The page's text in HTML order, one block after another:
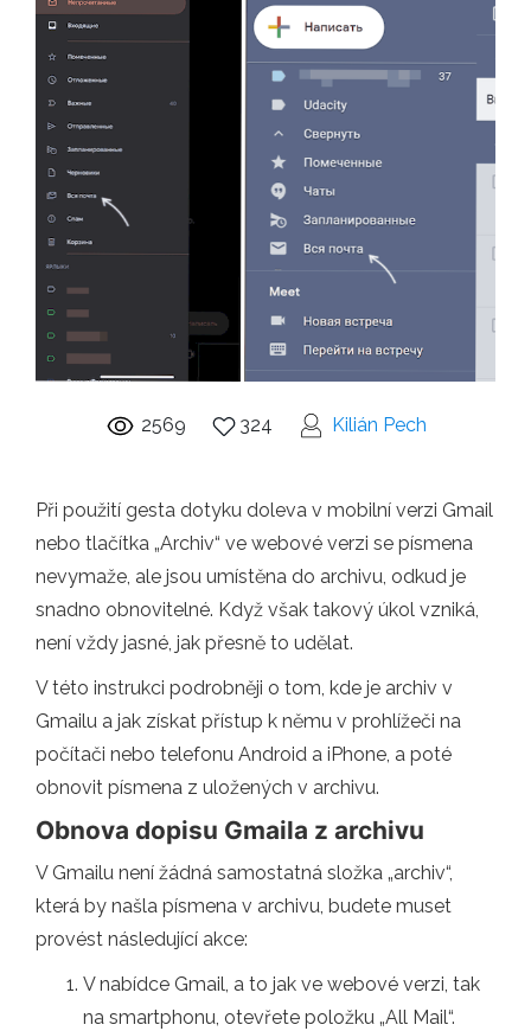
2569 324 Kilián Pech
Při použití gesta dotyku doleva v mobilní verzi Gmail
nebo tlačítka „Archiv“ ve webové verzi se písmena
nevymaže, ale jsou umístěna do archivu, odkud je
snadno obnovitelné. Když však takový úkol vzniká,
není vždy jasné, jak přesně to udělat.
V této instrukci podrobněji o tom, kde je archiv v
Gmailu a jak získat přístup k němu v prohlížeči na
počítači nebo telefonu Android a iPhone, a poté
obnovit písmena z uložených v archivu.
Obnova dopisu Gmaila z archivu
V Gmailu není žádná samostatná složka „archiv“,
která by našla písmena v archivu, budete muset
provést následující akce:
V nabídce Gmail, a to jak ve webové verzi, tak
na smartphonu, otevřete položku „All Mail“.